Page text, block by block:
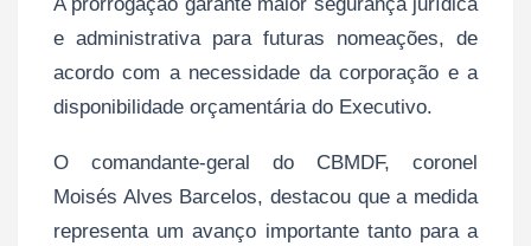
e administrativa para futuras nomeações, de
acordo com a necessidade da corporação e a
disponibilidade orçamentária do Executivo.
O comandante-geral do CBMDF, coronel
Moisés Alves Barcelos, destacou que a medida
representa um avanço importante tanto para a